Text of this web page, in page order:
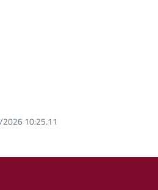
10:25.11